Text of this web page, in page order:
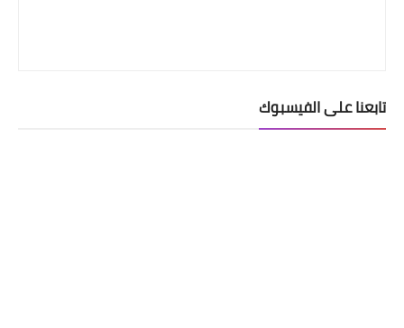
تابعنا على الفيسبوك